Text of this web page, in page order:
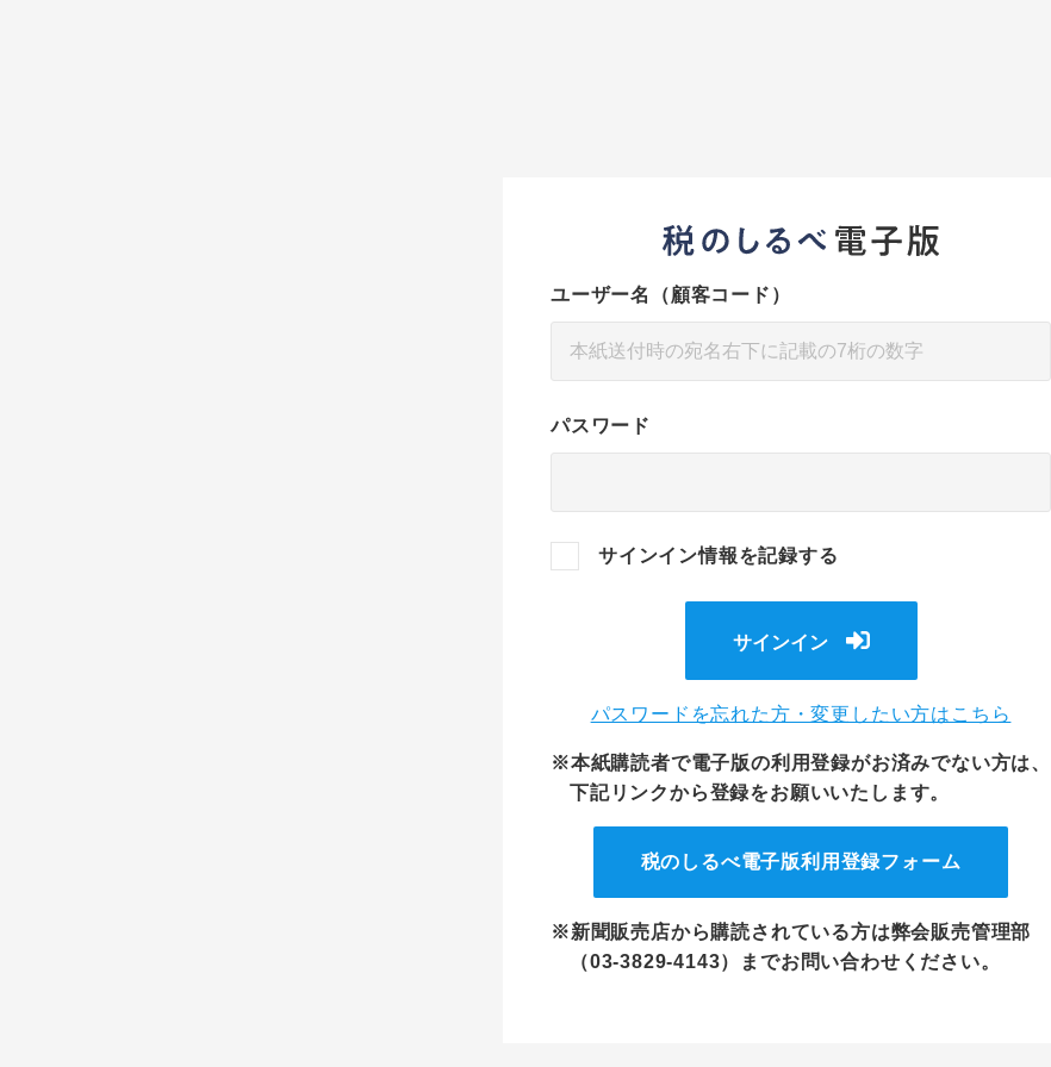
ユーザー名（顧客コード）
パスワード
サインイン情報を記録する
サインイン
パスワードを忘れた方・変更したい方はこちら
※本紙購読者で電子版の利用登録がお済みでない方は、
下記リンクから登録をお願いいたします。
税のしるべ電子版利用登録フォーム
※新聞販売店から購読されている方は弊会販売管理部
（03-3829-4143）までお問い合わせください。